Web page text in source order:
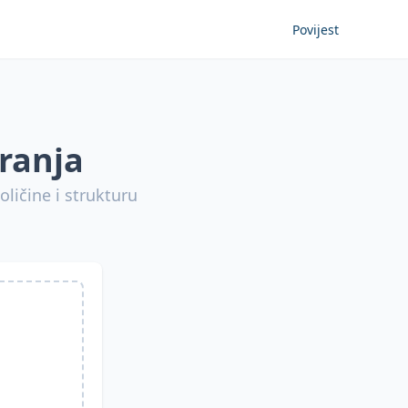
Povijest
i strukturu